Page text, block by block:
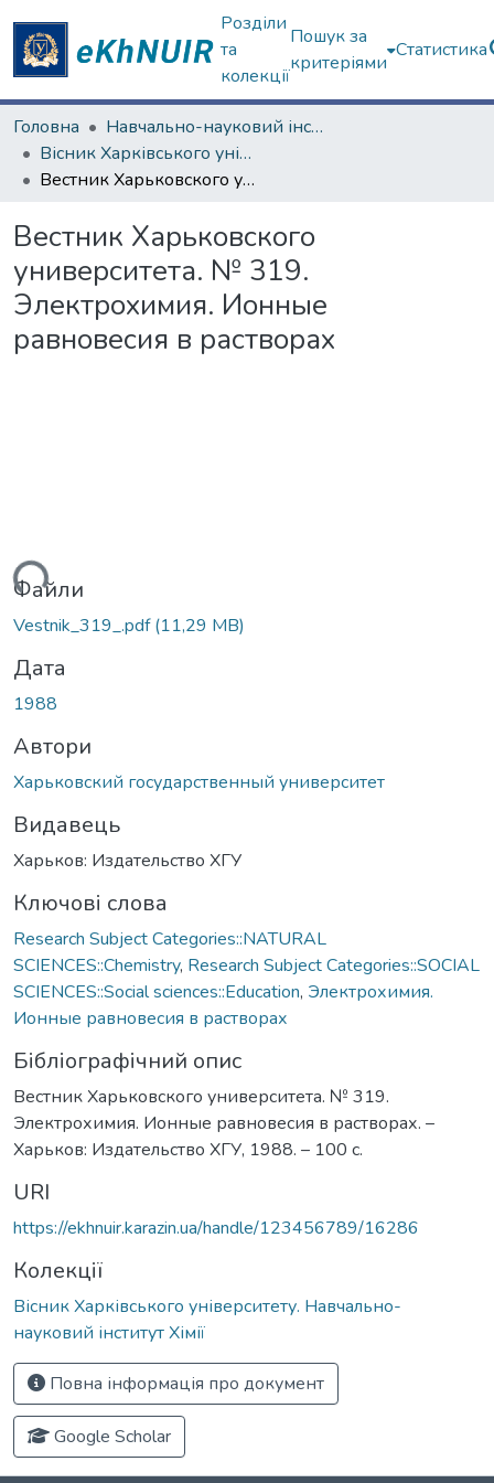
Розділи
та
колекції
Пошук за
критеріями
Статистика
Головна
Навчально-науковий інститут Хімії
Вісник Харківського університету. Навчально-науковий інститут Хімії
Вестник Харьковского университета. № 319. Электрохимия. Ионные равновесия в растворах
Вестник Харьковского
университета. № 319.
Электрохимия. Ионные
равновесия в растворах
Файли
Vestnik_319_.pdf(11,29 MB)
Дата
1988
Автори
Харьковский государственный университет
Видавець
Харьков: Издательство ХГУ
Ключові слова
Research Subject Categories::NATURAL
SCIENCES::Chemistry, Research Subject Categories::SOCIAL
SCIENCES::Social sciences::Education, Электрохимия.
Ионные равновесия в растворах
Бібліографічний опис
Вестник Харьковского университета. № 319.
Электрохимия. Ионные равновесия в растворах. –
Харьков: Издательство ХГУ, 1988. – 100 с.
URI
https://ekhnuir.karazin.ua/handle/123456789/16286
Колекції
Вісник Харківського університету. Навчально-
науковий інститут Хімії
Повна інформація про документ
Google Scholar